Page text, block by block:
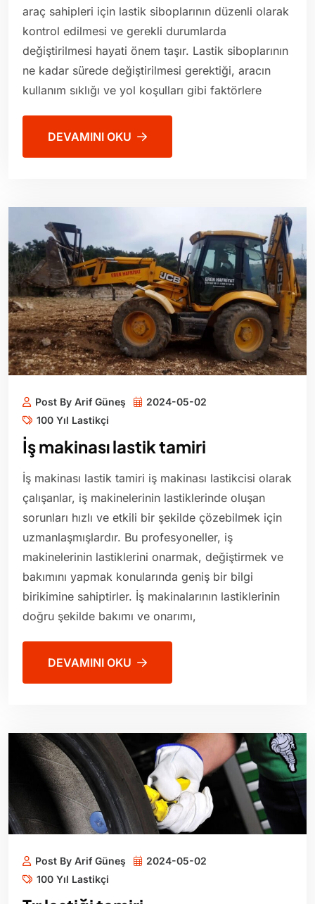
araç sahipleri için lastik siboplarının düzenli olarak
kontrol edilmesi ve gerekli durumlarda
değiştirilmesi hayati önem taşır. Lastik siboplarının
ne kadar sürede değiştirilmesi gerektiği, aracın
kullanım sıklığı ve yol koşulları gibi faktörlere
DEVAMINI OKU
Post By Arif Güneş
2024-05-02
100 Yıl Lastikçi
İş makinası lastik tamiri
İş makinası lastik tamiri iş makinası lastikcisi olarak
çalışanlar, iş makinelerinin lastiklerinde oluşan
sorunları hızlı ve etkili bir şekilde çözebilmek için
uzmanlaşmışlardır. Bu profesyoneller, iş
makinelerinin lastiklerini onarmak, değiştirmek ve
bakımını yapmak konularında geniş bir bilgi
birikimine sahiptirler. İş makinalarının lastiklerinin
doğru şekilde bakımı ve onarımı,
DEVAMINI OKU
Post By Arif Güneş
2024-05-02
100 Yıl Lastikçi